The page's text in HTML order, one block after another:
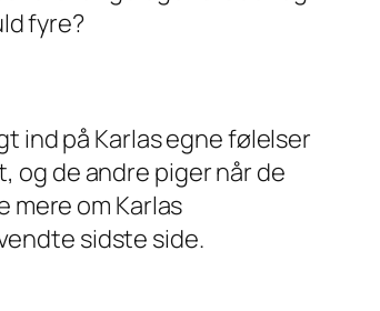
fyre?
ind på Karlas egne følelser
og de andre piger når de
mere om Karlas
sidste side.